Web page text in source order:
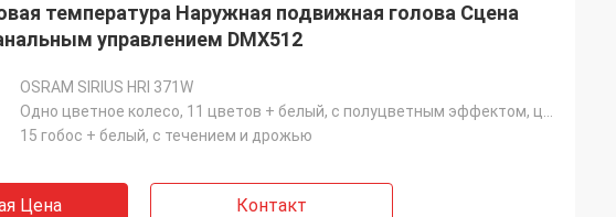
температура Наружная подвижная голова Сцена
управлением DMX512
OSRAM SIRIUS HRI 371W
15 гобос + белый, с течением и дрожью
Цена Контакт